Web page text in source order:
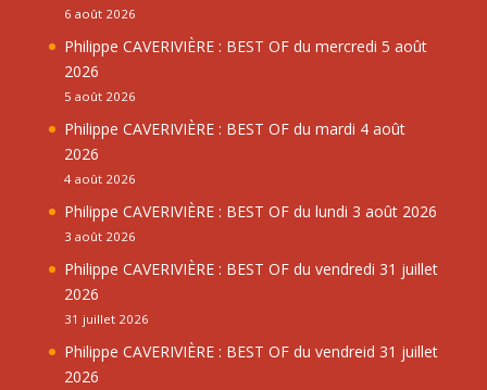
6 août 2026
Philippe CAVERIVIÈRE : BEST OF du mercredi 5 août
2026
5 août 2026
Philippe CAVERIVIÈRE : BEST OF du mardi 4 août
2026
4 août 2026
Philippe CAVERIVIÈRE : BEST OF du lundi 3 août 2026
3 août 2026
Philippe CAVERIVIÈRE : BEST OF du vendredi 31 juillet
2026
31 juillet 2026
Philippe CAVERIVIÈRE : BEST OF du vendreid 31 juillet
2026